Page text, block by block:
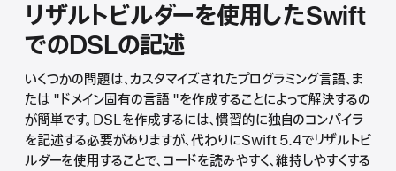
リザルトビルダーを使用したSwift
でのDSLの記述
いくつかの問題は、カスタマイズされたプログラミング言語、ま
たは "ドメイン固有の言語 "を作成することによって解決するの
が簡単です。DSLを作成するには、慣習的に独自のコンパイラ
を記述する必要がありますが、代わりにSwift 5.4でリザルトビ
ルダーを使用することで、コードを読みやすく、維持しやすくする